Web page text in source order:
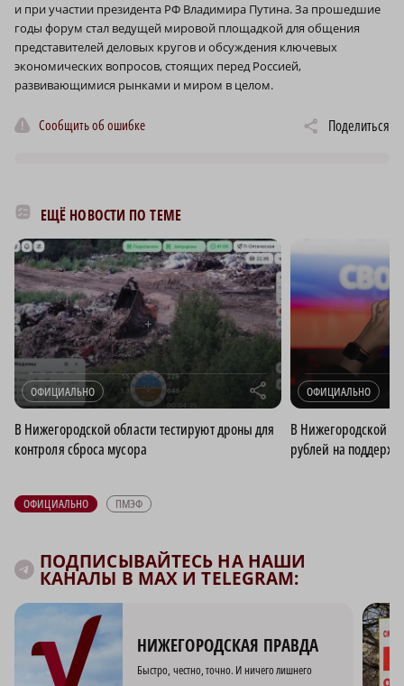
и при участии президента РФ Владимира Путина. За прошедшие
годы форум стал ведущей мировой площадкой для общения
представителей деловых кругов и обсуждения ключевых
экономических вопросов, стоящих перед Россией,
развивающимися рынками и миром в целом.
Сообщить об ошибке Поделиться
ЕЩЁ НОВОСТИ ПО ТЕМЕ
ОФИЦИАЛЬНО r
В Нижегородской области тестируют дроны для
контроля сброса мусора
ОФИЦИАЛЬНО
В Нижегородской
рублей на
ОФИЦИАЛЬНО ПМЭФ
ПОДПИСЫВАЙТЕСЬ НА НАШИ
КАНАЛЫ В MAX И TELEGRAM:
НИЖЕГОРОДСКАЯ ПРАВДА
Быстро, честно, точно. И ничего лишнего